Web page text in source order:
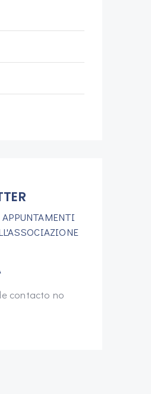
APPUNTAMENTI
contacto no